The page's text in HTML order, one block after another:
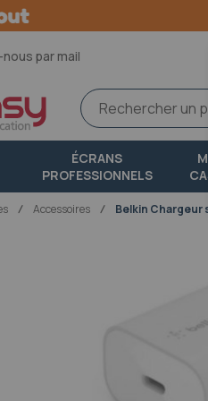
par mail
ÉCRANS
PROFESSIONNELS
Accessoires Belkin Chargeur